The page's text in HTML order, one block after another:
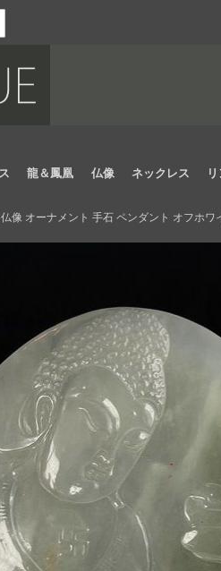
龍＆鳳凰 仏像 ネックレス
像 オーナメント 手石 ペンダント オフホワ